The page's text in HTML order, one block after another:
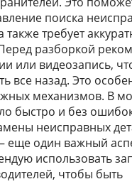
поиска
требует
разборкой
или видеозапись,
все назад. Это
механизмов. В
быстро и без
неисправных
еще один важный
использовать
чтобы быть